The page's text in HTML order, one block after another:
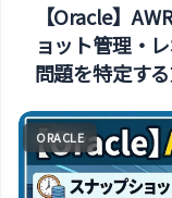
【Oracle】
ョット管理・
問題を特定す
ORACLE